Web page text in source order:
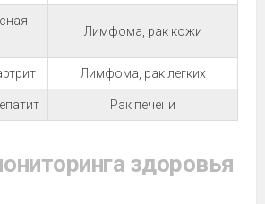
Лимфома, рак кожи
Лимфома, рак легких
Рак печени
здоровья